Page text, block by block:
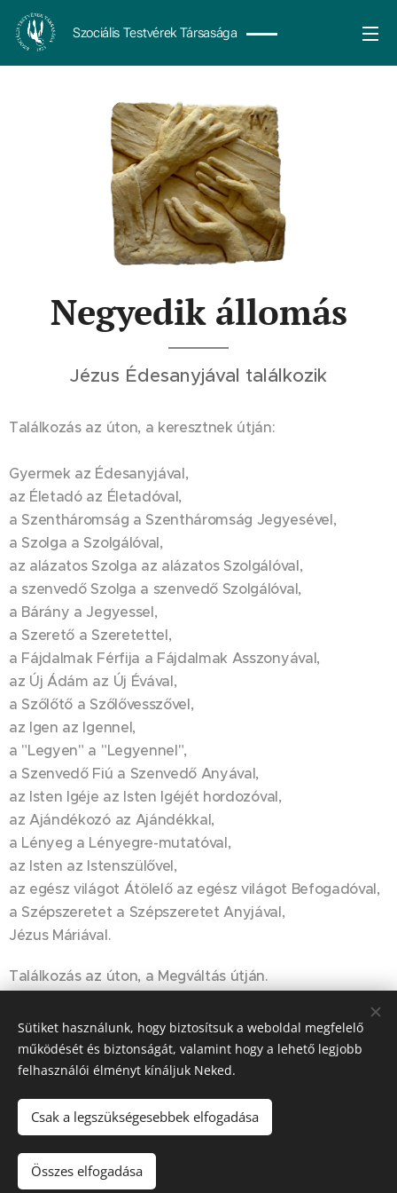
Szociális Testvérek Társasága
Negyedik állomás
Jézus Édesanyjával találkozik
Találkozás az úton, a keresztnek útján:
Gyermek az Édesanyjával,
az Életadó az Életadóval,
a Szentháromság a Szentháromság Jegyesével,
a Szolga a Szolgálóval,
az alázatos Szolga az alázatos Szolgálóval,
a szenvedő Szolga a szenvedő Szolgálóval,
a Bárány a Jegyessel,
a Szerető a Szeretettel,
a Fájdalmak Férfija a Fájdalmak Asszonyával,
az Új Ádám az Új Évával,
a Szőlőtő a Szőlővesszővel,
az Igen az Igennel,
a "Legyen" a "Legyennel",
a Szenvedő Fiú a Szenvedő Anyával,
az Isten Igéje az Isten Igéjét hordozóval,
az Ajándékozó az Ajándékkal,
a Lényeg a Lényegre-mutatóval,
az Isten az Istenszülővel,
az egész világot Átölelő az egész világot Befogadóval,
a Szépszeretet a Szépszeretet Anyjával,
Jézus Máriával.
Találkozás az úton, a Megváltás útján.
Zsófi testvér
© 2023-2026Szociális Testvérek Társasága
| Minden jog fenntartva.
Sütiket használunk, hogy biztosítsuk a weboldal megfelelő
működését és biztonságát, valamint hogy a lehető legjobb
felhasználói élményt kínáljuk Neked.
Csak a legszükségesebbek elfogadása
Összes elfogadása